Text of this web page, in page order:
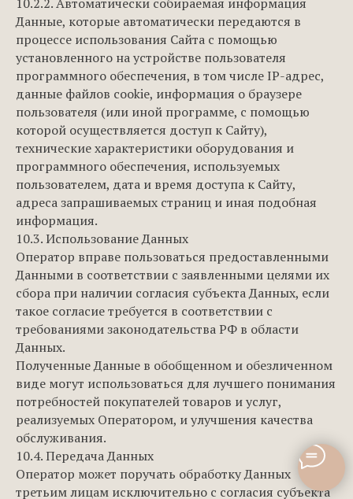
Данные, которые автоматически передаются в
процессе использования Сайта с помощью
установленного на устройстве пользователя
программного обеспечения, в том числе IP-адрес,
данные файлов cookie, информация о браузере
пользователя (или иной программе, с помощью
которой осуществляется доступ к Сайту),
технические характеристики оборудования и
программного обеспечения, используемых
пользователем, дата и время доступа к Сайту,
адреса запрашиваемых страниц и иная подобная
информация.
10.3. Использование Данных
Оператор вправе пользоваться предоставленными
Данными в соответствии с заявленными целями их
сбора при наличии согласия субъекта Данных, если
такое согласие требуется в соответствии с
требованиями законодательства РФ в области
Данных.
Полученные Данные в обобщенном и обезличенном
виде могут использоваться для лучшего понимания
потребностей покупателей товаров и услуг,
реализуемых Оператором, и улучшения качества
обслуживания.
10.4. Передача Данных
Оператор может поручать обработку Данных
третьим лицам исключительно с согласия субъекта